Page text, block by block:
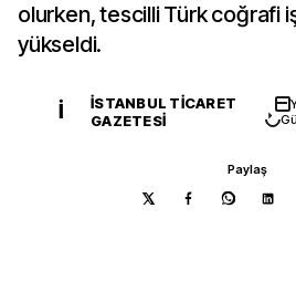
olurken, tescilli Türk coğrafi
yükseldi.
İ
İSTANBUL TICARET
GAZETESI
Paylaş